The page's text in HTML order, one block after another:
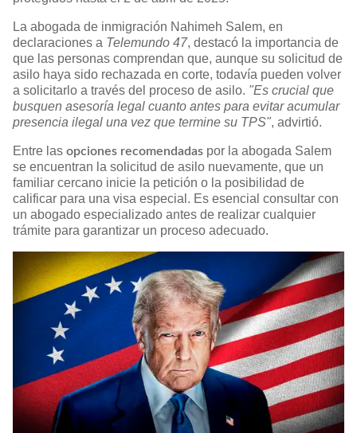
La abogada de inmigración Nahimeh Salem, en
declaraciones a Telemundo 47, destacó la importancia de
que las personas comprendan que, aunque su solicitud de
asilo haya sido rechazada en corte, todavía pueden volver
a solicitarlo a través del proceso de asilo. "Es crucial que
busquen asesoría legal cuanto antes para evitar acumular
presencia ilegal una vez que termine su TPS", advirtió.
Entre las opciones recomendadas por la abogada Salem
se encuentran la solicitud de asilo nuevamente, que un
familiar cercano inicie la petición o la posibilidad de
calificar para una visa especial. Es esencial consultar con
un abogado especializado antes de realizar cualquier
trámite para garantizar un proceso adecuado.